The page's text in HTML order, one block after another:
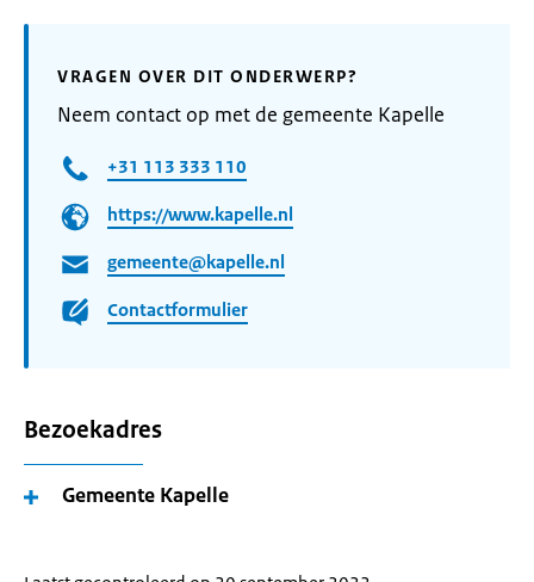
VRAGEN OVER DIT ONDERWERP?
Neem contact op met de gemeente Kapelle
+31 113 333 110
https://www.kapelle.nl
gemeente@kapelle.nl
Contactformulier
Bezoekadres
Gemeente Kapelle